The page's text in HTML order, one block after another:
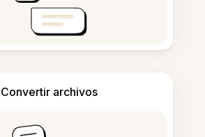
Convertir archivos